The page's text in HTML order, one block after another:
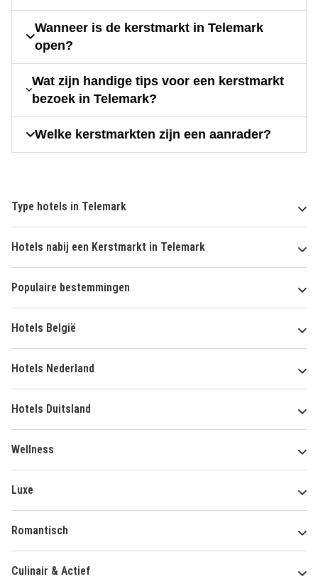
Wanneer is de kerstmarkt in Telemark
open?
Wat zijn handige tips voor een kerstmarkt
bezoek in Telemark?
Welke kerstmarkten zijn een aanrader?
Type hotels in Telemark
Hotels nabij een Kerstmarkt in Telemark
Populaire bestemmingen
Hotels België
Hotels Nederland
Hotels Duitsland
Wellness
Luxe
Romantisch
Culinair & Actief